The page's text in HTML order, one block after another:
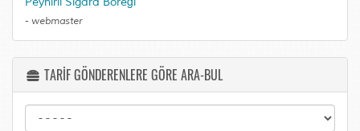
- webmaster
TARİF GÖNDERENLERE GÖRE ARA-BUL